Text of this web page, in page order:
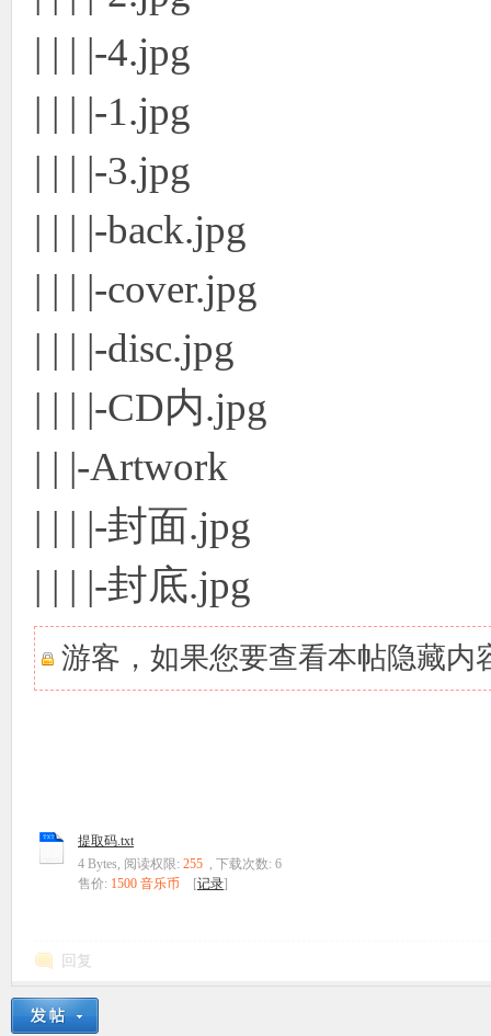
| | | |-4.jpg
| | | |-1.jpg
| | | |-3.jpg
| | | |-back.jpg
| | | |-cover.jpg
| | | |-disc.jpg
| | | |-CD内.jpg
| | |-Artwork
| | | |-封面.jpg
| | | |-封底.jpg
游客，如果您要查看本帖隐藏内
提取码.txt
4 Bytes, 阅读权限: 255 , 下载次数: 6
售价: 1500 音乐币 [记录]
回复